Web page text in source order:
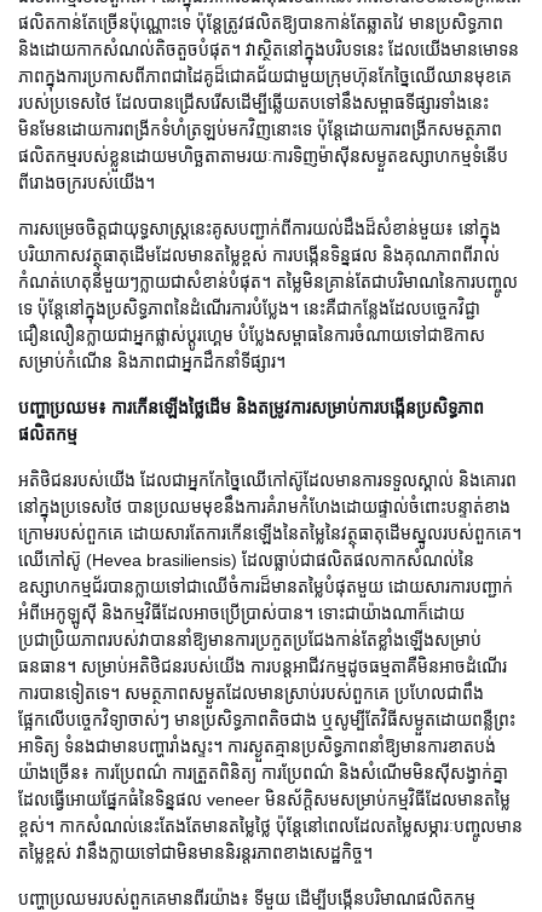
ផលិតកាន់តែច្រើនប៉ុណ្ណោះទេ ប៉ុន្តែត្រូវផលិតឱ្យបានកាន់តែឆ្លាតវៃ មានប្រសិទ្ធភាព
និងដោយកាកសំណល់តិចតួចបំផុត។ វាស្ថិតនៅក្នុងបរិបទនេះ ដែលយើងមានមោទន
ភាពក្នុងការប្រកាសពីភាពជាដៃគូដ៏ជោគជ័យជាមួយក្រុមហ៊ុនកែច្នៃឈើឈានមុខគេ
របស់ប្រទេសថៃ ដែលបានជ្រើសរើសដើម្បីឆ្លើយតបទៅនឹងសម្ពាធទីផ្សារទាំងនេះ
មិនមែនដោយការពង្រីកទំហំត្រឡប់មកវិញនោះទេ ប៉ុន្តែដោយការពង្រីកសមត្ថភាព
ផលិតកម្មរបស់ខ្លួនដោយមហិច្ឆតាតាមរយៈការទិញម៉ាស៊ីនសម្ងួតឧស្សាហកម្មទំនើប
ពីរោងចក្ររបស់យើង។
ការសម្រេចចិត្តជាយុទ្ធសាស្ត្រនេះគូសបញ្ជាក់ពីការយល់ដឹងដ៏សំខាន់មួយ៖ នៅក្នុង
បរិយាកាសវត្ថុធាតុដើមដែលមានតម្លៃខ្ពស់ ការបង្កើនទិន្នផល និងគុណភាពពីរាល់
កំណត់ហេតុនីមួយៗក្លាយជាសំខាន់បំផុត។ តម្លៃមិនគ្រាន់តែជាបរិមាណនៃការបញ្ចូល
ទេ ប៉ុន្តែនៅក្នុងប្រសិទ្ធភាពនៃដំណើរការបំប្លែង។ នេះគឺជាកន្លែងដែលបច្ចេកវិជ្ជា
ជឿនលឿនក្លាយជាអ្នកផ្លាស់ប្តូរហ្គេម បំប្លែងសម្ពាធនៃការចំណាយទៅជាឱកាស
សម្រាប់កំណើន និងភាពជាអ្នកដឹកនាំទីផ្សារ។
បញ្ហាប្រឈម៖ ការកើនឡើងថ្លៃដើម និងតម្រូវការសម្រាប់ការបង្កើនប្រសិទ្ធភាព
ផលិតកម្ម
អតិថិជនរបស់យើង ដែលជាអ្នកកែច្នៃឈើកៅស៊ូដែលមានការទទួលស្គាល់ និងគោរព
នៅក្នុងប្រទេសថៃ បានប្រឈមមុខនឹងការគំរាមកំហែងដោយផ្ទាល់ចំពោះបន្ទាត់ខាង
ក្រោមរបស់ពួកគេ ដោយសារតែការកើនឡើងនៃតម្លៃនៃវត្ថុធាតុដើមស្នូលរបស់ពួកគេ។
ឈើកៅស៊ូ (Hevea brasiliensis) ដែលធ្លាប់ជាផលិតផលកាកសំណល់នៃ
ឧស្សាហកម្មជ័របានក្លាយទៅជាឈើចំការដ៏មានតម្លៃបំផុតមួយ ដោយសារការបញ្ជាក់
អំពីអេកូឡូស៊ី និងកម្មវិធីដែលអាចប្រើប្រាស់បាន។ ទោះជាយ៉ាងណាក៏ដោយ
ប្រជាប្រិយភាពរបស់វាបាននាំឱ្យមានការប្រកួតប្រជែងកាន់តែខ្លាំងឡើងសម្រាប់
ធនធាន។ សម្រាប់អតិថិជនរបស់យើង ការបន្តអាជីវកម្មដូចធម្មតាគឺមិនអាចដំណើរ
ការបានទៀតទេ។ សមត្ថភាពសម្ងួតដែលមានស្រាប់របស់ពួកគេ ប្រហែលជាពឹង
ផ្អែកលើបច្ចេកវិទ្យាចាស់ៗ មានប្រសិទ្ធភាពតិចជាង ឬសូម្បីតែវិធីសម្ងួតដោយពន្លឺព្រះ
អាទិត្យ ទំនងជាមានបញ្ហារាំងស្ទះ។ ការស្ងួតគ្មានប្រសិទ្ធភាពនាំឱ្យមានការខាតបង់
យ៉ាងច្រើន៖ ការប្រែពណ៌ ការត្រួតពិនិត្យ ការប្រែពណ៌ និងសំណើមមិនស៊ីសង្វាក់គ្នា
ដែលធ្វើអោយផ្នែកធំនៃទិន្នផល veneer មិនស័ក្តិសមសម្រាប់កម្មវិធីដែលមានតម្លៃ
ខ្ពស់។ កាកសំណល់នេះតែងតែមានតម្លៃថ្លៃ ប៉ុន្តែនៅពេលដែលតម្លៃសម្ភារៈបញ្ចូលមាន
តម្លៃខ្ពស់ វានឹងក្លាយទៅជាមិនមាននិរន្តរភាពខាងសេដ្ឋកិច្ច។
បញ្ហាប្រឈមរបស់ពួកគេមានពីរយ៉ាង៖ ទីមួយ ដើម្បីបង្កើនបរិមាណផលិតកម្ម